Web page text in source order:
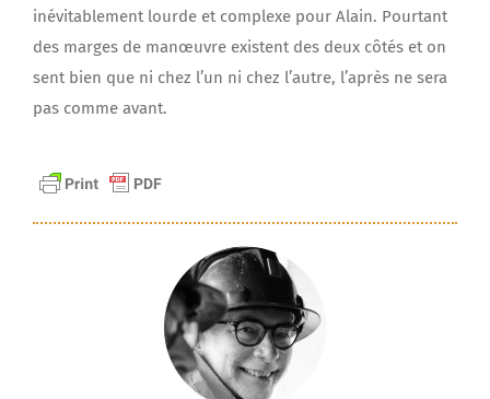
inévitablement lourde et complexe pour Alain. Pourtant
des marges de manœuvre existent des deux côtés et on
sent bien que ni chez l’un ni chez l’autre, l’après ne sera
pas comme avant.